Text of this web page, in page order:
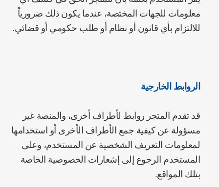
معلومات للجهات المختصة، عندما يكون ذلك ضرورياً
للالتزام بأي قانون أو نظام أو طلب حكومي أو قضائي.
الروابط الخارجية
قد تقدم المتجر روابط لأطراف أخرى، والمنصة غير
مسؤولة عن كيفية جمع الأطراف الأخرى أو استخدامها
لمعلومات التعريف الشخصية عن المستخدم، وعلى
المستخدم الرجوع إلى إشعارات الخصوصية الخاصة
بتلك المواقع.